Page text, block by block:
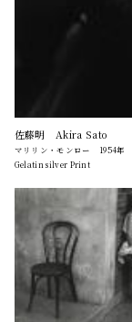
佐藤明 Akira Sato
マリリン・モンロー 1954年
Gelatin silver Print